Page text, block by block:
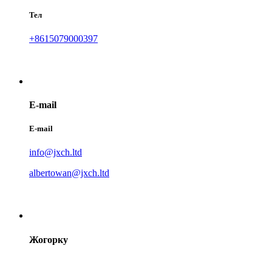
Тел
+8615079000397
E-mail
E-mail
info@jxch.ltd
albertowan@jxch.ltd
Жогорку